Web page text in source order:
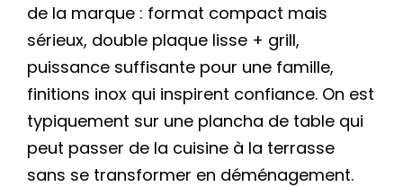
de la marque : format compact mais
sérieux, double plaque lisse + grill,
puissance suffisante pour une famille,
finitions inox qui inspirent confiance. On est
typiquement sur une plancha de table qui
peut passer de la cuisine à la terrasse
sans se transformer en déménagement.